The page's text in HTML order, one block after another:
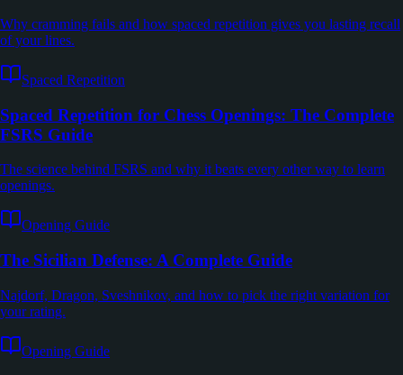
Why cramming fails and how spaced repetition gives you lasting recall
of your lines.
Spaced Repetition
Spaced Repetition for Chess Openings: The Complete
FSRS Guide
The science behind FSRS and why it beats every other way to learn
openings.
Opening Guide
The Sicilian Defense: A Complete Guide
Najdorf, Dragon, Sveshnikov, and how to pick the right variation for
your rating.
Opening Guide